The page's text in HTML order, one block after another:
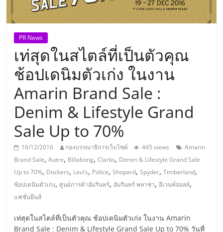
รวม
ธุรกิจ
เอ
ส
เอ็
มอี
ไทย,
SMEs,
PR News
เท่สุดในสไตล์ที่เป็นตัวคุณ
ช้อปเดนิมตัวเก่ง ในงาน
Amarin Brand Sale :
Denim & Lifestyle Grand
Sale Up to 70%
16/12/2016 กองบรรณาธิการเว็บไซต์ 445 views
Amarin
Brand Sale,Autre, Billabong,Clarks, Denim & Lifestyle Grand Sale
Up to 70%, Dockers, Levi’s, Police,Shopard,Spyder,Timberland,
ช้อปเดนิมตัวเก่ง,ศูนย์การค้าอัมรินทร์, อัมรินทร์ พลาซ่า,อีเวนท์ฮอลล์,
แฟชั่นยีนส์
เท่สุดในสไตล์ที่เป็นตัวคุณ ช้อปเดนิมตัวเก่ง ในงาน Amarin
Brand Sale : Denim & Lifestyle Grand Sale Up to 70% วันที่